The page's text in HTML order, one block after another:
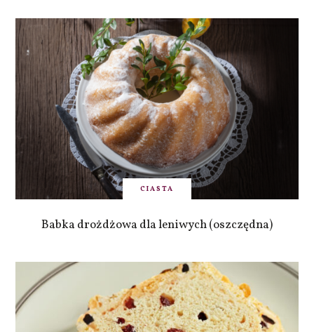
CIASTA
Babka drożdżowa dla leniwych (oszczędna)